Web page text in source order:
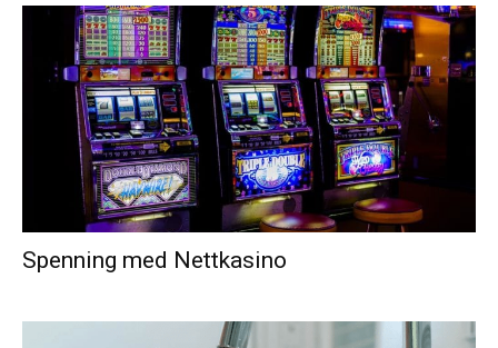
Spenning med Nettkasino